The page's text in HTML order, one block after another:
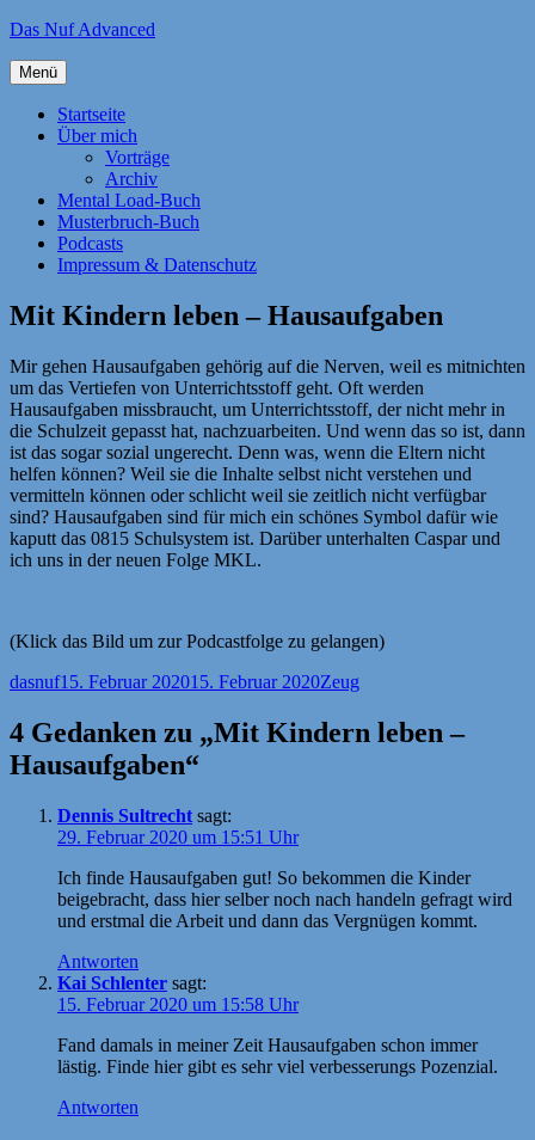
Zum
springen
Das Nuf Advanced
Menü
Startseite
Über mich
Vorträge
Archiv
Mental Load-Buch
Musterbruch-Buch
Podcasts
Impressum & Datenschutz
Mit Kindern leben – Hausaufgaben
Mir gehen Hausaufgaben gehörig auf die Nerven, weil es mitnichten
um das Vertiefen von Unterrichtsstoff geht. Oft werden
Hausaufgaben missbraucht, um Unterrichtsstoff, der nicht mehr in
die Schulzeit gepasst hat, nachzuarbeiten. Und wenn das so ist, dann
ist das sogar sozial ungerecht. Denn was, wenn die Eltern nicht
helfen können? Weil sie die Inhalte selbst nicht verstehen und
vermitteln können oder schlicht weil sie zeitlich nicht verfügbar
sind? Hausaufgaben sind für mich ein schönes Symbol dafür wie
kaputt das 0815 Schulsystem ist. Darüber unterhalten Caspar und
ich uns in der neuen Folge MKL.
(Klick das Bild um zur Podcastfolge zu gelangen)
Autor
dasnufVeröffentlicht
15. Februar 202015. Februar 2020Kategorien
Zeug
4 Gedanken zu „Mit Kindern leben –
Hausaufgaben“
Dennis Sultrecht sagt:
29. Februar 2020 um 15:51 Uhr
Ich finde Hausaufgaben gut! So bekommen die Kinder
beigebracht, dass hier selber noch nach handeln gefragt wird
und erstmal die Arbeit und dann das Vergnügen kommt.
Antworten
Kai Schlenter sagt:
15. Februar 2020 um 15:58 Uhr
Fand damals in meiner Zeit Hausaufgaben schon immer
lästig. Finde hier gibt es sehr viel verbesserungs Pozenzial.
Antworten